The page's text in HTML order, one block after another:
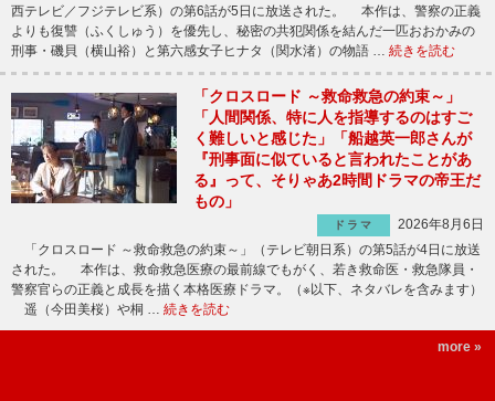
西テレビ／フジテレビ系）の第6話が5日に放送された。 本作は、警察の正義
よりも復讐（ふくしゅう）を優先し、秘密の共犯関係を結んだ一匹おおかみの
刑事・磯貝（横山裕）と第六感女子ヒナタ（関水渚）の物語 … 続きを読む
「クロスロード ～救命救急の約束～」
「人間関係、特に人を指導するのはすご
く難しいと感じた」「船越英一郎さんが
『刑事面に似ていると言われたことがあ
る』って、そりゃあ2時間ドラマの帝王だ
もの」
ドラマ
2026年8月6日
「クロスロード ～救命救急の約束～」（テレビ朝日系）の第5話が4日に放送
された。 本作は、救命救急医療の最前線でもがく、若き救命医・救急隊員・
警察官らの正義と成長を描く本格医療ドラマ。（※以下、ネタバレを含みます）
遥（今田美桜）や桐 … 続きを読む
more »